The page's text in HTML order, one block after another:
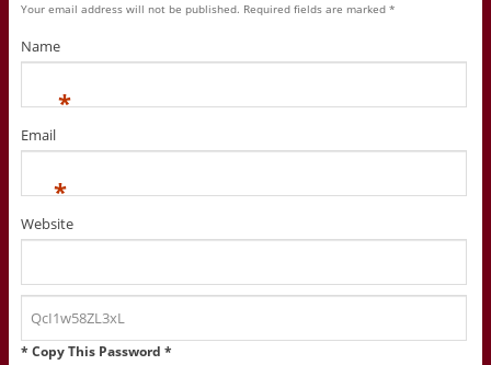
Your email address will not be published. Required fields are marked *
Name
*
Email
*
Website
* Copy This Password *